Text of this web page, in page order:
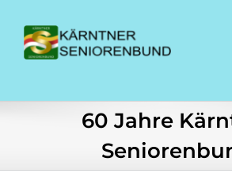
Inhalt
springen
60 Jahre